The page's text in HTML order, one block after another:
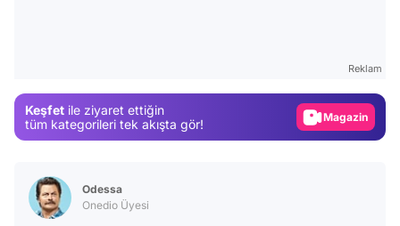
Reklam
Keşfet ile ziyaret ettiğin
tüm kategorileri tek akışta gör!
Video
Odessa
Onedio Üyesi